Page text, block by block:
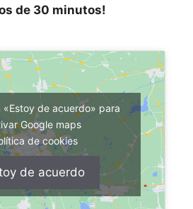
de 30 minutos!
«Estoy de acuerdo» para
Google maps
de cookies
de acuerdo